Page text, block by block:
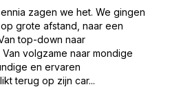
zagen we het. We gingen
grote afstand, naar een
top-down naar
volgzame naar mondige
en ervaren
terug op zijn car...